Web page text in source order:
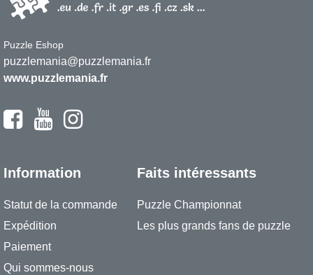
Puzzle Eshop
puzzlemania@puzzlemania.fr
www.puzzlemania.fr
Information
Statut de la commande
Expédition
Paiement
Qui sommes-nous
Faits intéressants
Puzzle Championnat
Les plus grands fans de puzzle